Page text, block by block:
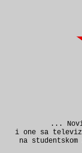
...
i one sa
na